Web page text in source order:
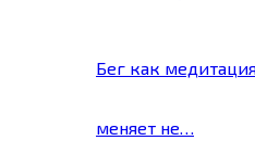
Бег как
меняет не…